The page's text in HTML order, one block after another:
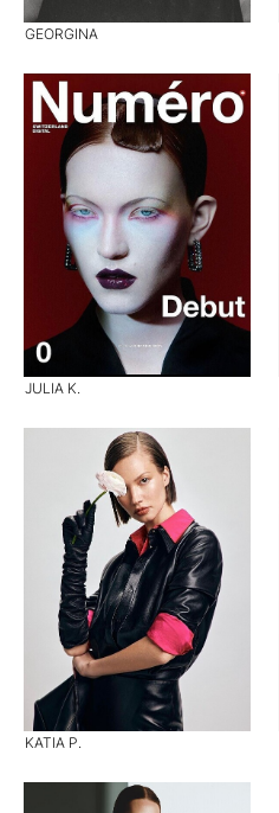
GEORGINA
JULIA K.
KATIA P.